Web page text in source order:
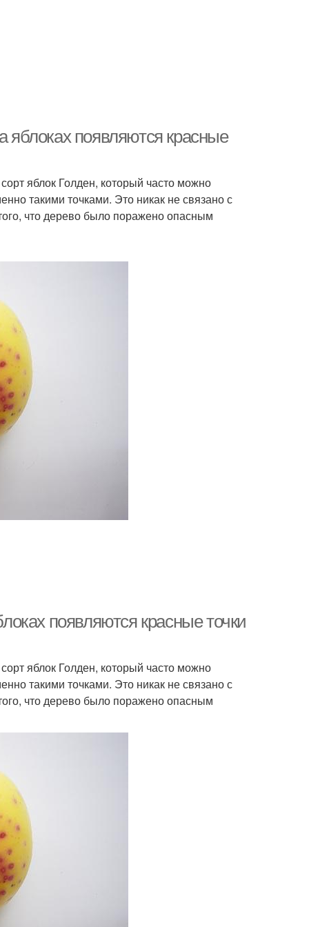
яблоках появляются красные
яблок Голден, который часто можно
такими точками. Это никак не связано с
что дерево было поражено опасным
появляются красные точки
яблок Голден, который часто можно
такими точками. Это никак не связано с
что дерево было поражено опасным